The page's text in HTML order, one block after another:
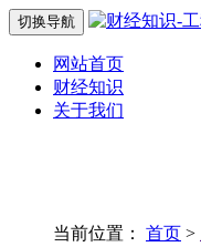
切换导航
网站首页
财经知识
关于我们
当前位置： 首页 >